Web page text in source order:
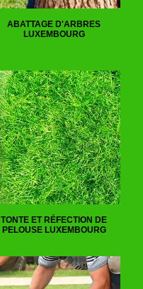
ABATTAGE D'ARBRES
LUXEMBOURG
TONTE ET RÉFECTION DE
PELOUSE LUXEMBOURG